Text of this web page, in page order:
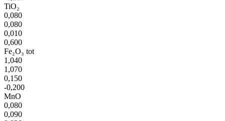
TiO₂
0,080
0,080
0,010
0,600
Fe₂O₃ tot
1,040
1,070
0,150
-0,200
MnO
0,080
0,090